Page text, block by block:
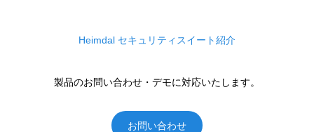
Heimdal セキュリティスイート紹介
製品のお問い合わせ・デモに対応いたします。
お問い合わせ